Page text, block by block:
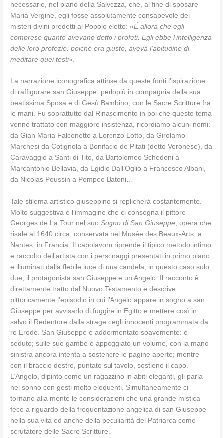
necessario, nel piano della Salvezza, che, al fine di sposare
Maria Vergine, egli fosse assolutamente consapevole dei
misteri divini predetti al Popolo eletto: «É allora che egli
comprese quanto avevano detto i profeti. Egli ebbe l’intelligenza
delle loro profezie: poiché era giusto, aveva l’abitudine di
meditare quei testi».
La narrazione iconografica attinse da queste fonti l’ispirazione
di raffigurare san Giuseppe, perlopiù in compagnia della sua
beatissima Sposa e di Gesù Bambino, con le Sacre Scritture fra
le mani. Fu soprattutto dal Rinascimento in poi che questo tema
venne trattato con maggiore insistenza, ricordiamo alcuni nomi:
da Gian Maria Falconetto a Lorenzo Lotto, da Girolamo
Marchesi da Cotignola a Bonifacio de Pitati (detto Veronese), da
Caravaggio a Santi di Tito, da Bartolomeo Schedoni a
Marcantonio Bellavia, da Egidio Dall’Oglio a Francesco Albani,
da Nicolas Poussin a Pompeo Batoni…
Tale stilema artistico giuseppino si replicherà costantemente.
Molto suggestiva è l’immagine che ci consegna il pittore
Georges de La Tour nel suoSogno di San Giuseppe, opera che
risale al 1640 circa, conservata nel Musée des Beaux-Arts, a
Nantes, in Francia. Il capolavoro riprende il tipico metodo intimo
e raccolto dell’artista con i personaggi presentati in primo piano
e illuminati dalla flebile luce di una candela, in questo caso solo
due, il protagonista san Giuseppe e un Angelo. Il racconto è
direttamente tratto dal Nuovo Testamento e descrive
pittoricamente l’episodio in cui l’Angelo appare in sogno a san
Giuseppe per avvisarlo di fuggire in Egitto e mettere così in
salvo il Redentore dalla strage degli innocenti programmata da
re Erode. San Giuseppe è addormentato soavemente: è
seduto; sulle sue gambe è appoggiato un volume, con la mano
sinistra ancora intenta a sostenere le pagine aperte; mentre
con il braccio destro, puntato sul tavolo, sostiene il capo.
L’Angelo, dipinto come un ragazzino in abiti eleganti, gli parla
nel sonno con gesti molto eloquenti. Simultaneamente ci
tornano alla mente le considerazioni che una grande mistica
fece a riguardo della frequentazione angelica di san Giuseppe
nella sua vita ed anche della peculiarità del Patriarca come
scrutatore delle Sacre Scritture.